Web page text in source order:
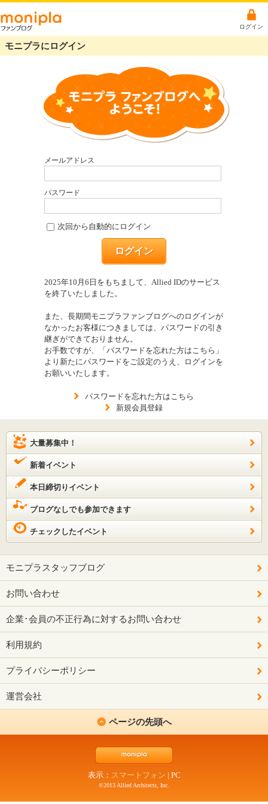
ログイン
モニプラにログイン
メールアドレス
パスワード
次回から自動的にログイン
ログイン
2025年10月6日をもちまして、Allied IDのサービス
を終了いたしました。
また、長期間モニプラファンブログへのログインが
なかったお客様につきましては、パスワードの引き
継ぎができておりません。
お手数ですが、「パスワードを忘れた方はこちら」
より新たにパスワードをご設定のうえ、ログインを
お願いいたします。
パスワードを忘れた方はこちら
新規会員登録
大量募集中！
新着イベント
本日締切りイベント
ブログなしでも参加できます
チェックしたイベント
モニプラスタッフブログ
お問い合わせ
企業･会員の不正行為に対するお問い合わせ
利用規約
プライバシーポリシー
運営会社
ページの先頭へ
表示： スマートフォン | PC
©2013 Allied Architects, Inc.